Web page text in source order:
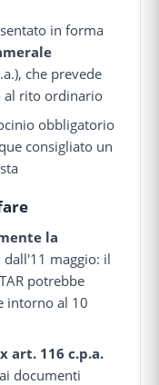
in forma
che prevede
al rito ordinario
obbligatorio
consigliato un
la
dall'11 maggio: il
potrebbe
intorno al 10
art. 116 c.p.a.
documenti